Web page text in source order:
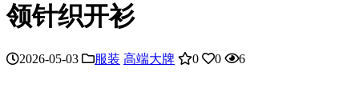
领针织开衫
2026-05-03 服装 高端大牌 0 0 6